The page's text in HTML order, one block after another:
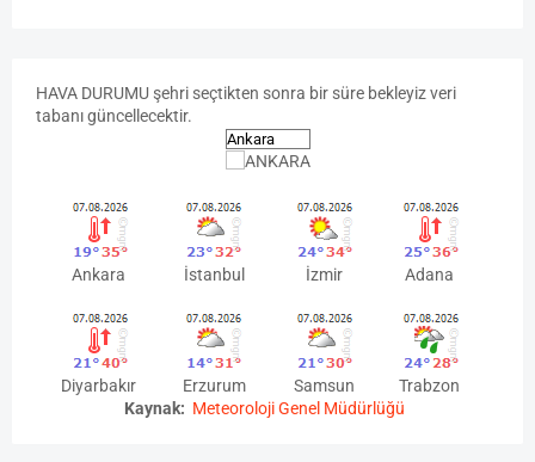
HAVA DURUMU şehri seçtikten sonra bir süre bekleyiz veri
tabanı güncellecektir.
Ankara İstanbul İzmir Adana
Diyarbakır Erzurum Samsun
Trabzon
Kaynak: Meteoroloji Genel Müdürlüğü